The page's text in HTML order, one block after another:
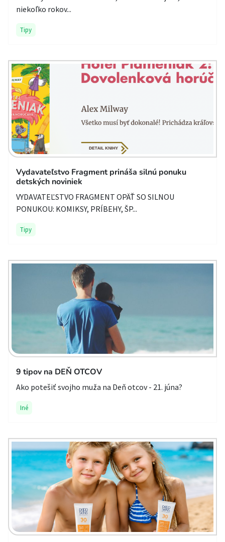
niekoľko rokov...
Tipy
Vydavateľstvo Fragment prináša silnú ponuku
detských noviniek
VYDAVATEĽSTVO FRAGMENT OPÄŤ SO SILNOU
PONUKOU: KOMIKSY, PRÍBEHY, ŠP...
Tipy
9 tipov na DEŇ OTCOV
Ako potešiť svojho muža na Deň otcov - 21. júna?
Iné